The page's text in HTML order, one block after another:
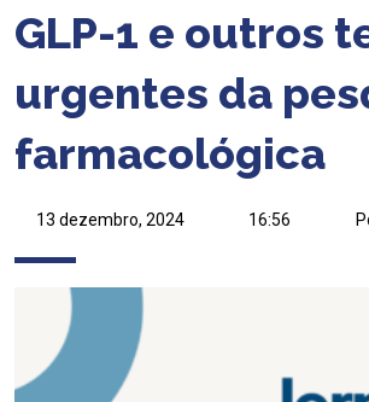
GLP-1 e outros
urgentes da
farmacológica
13 dezembro, 2024 16:56